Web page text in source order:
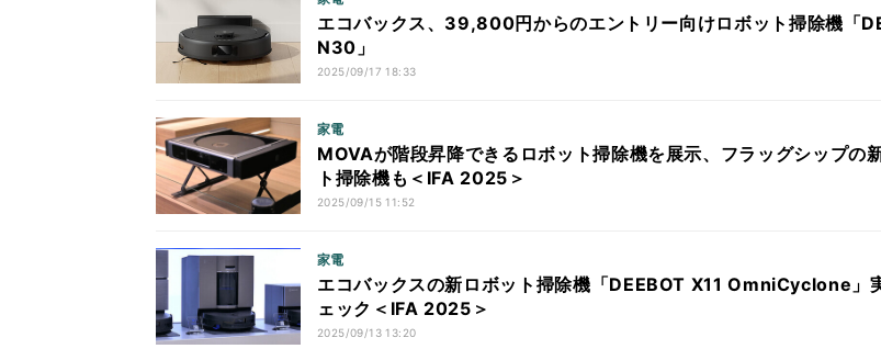
エコバックス、39,800円からのエントリー向けロボット掃除機「
N30」
2025/09/17 18:33
家電
MOVAが階段昇降できるロボット掃除機を展示、フラッグシップの
ト掃除機も＜IFA 2025＞
2025/09/15 11:52
家電
エコバックスの新ロボット掃除機「DEEBOT X11 OmniCyclone」
ェック＜IFA 2025＞
2025/09/13 13:20